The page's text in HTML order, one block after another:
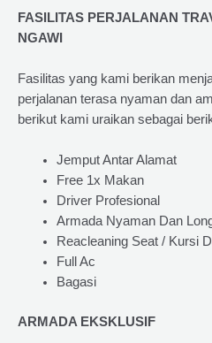
FASILITAS PERJALANAN
NGAWI
Fasilitas yang kami berikan
perjalanan terasa nyaman dan
berikut kami uraikan sebagai
Jemput Antar Alamat
Free 1x Makan
Driver Profesional
Armada Nyaman Dan
Reacleaning Seat / Kursi
Full Ac
Bagasi
ARMADA EKSKLUSIF